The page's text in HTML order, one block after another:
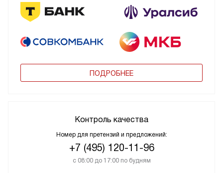
ПОДРОБНЕЕ
Контроль качества
Номер для претензий и предложений:
+7 (495) 120-11-96
с 08:00 до 17:00 по будням